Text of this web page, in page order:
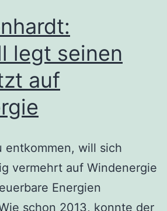
legt seinen
auf
entkommen, will sich
vermehrt auf Windenergie
Energien
schon 2013, konnte der